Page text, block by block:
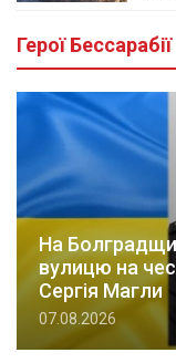
Герої Бессарабії
На
вулицю на
Сергія Магли
07.08.2026